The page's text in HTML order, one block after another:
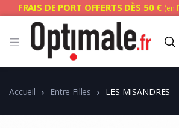
FRAIS DE PORT OFFERTS DÈS 50 € (en
Accueil Entre Filles LES MISANDRES